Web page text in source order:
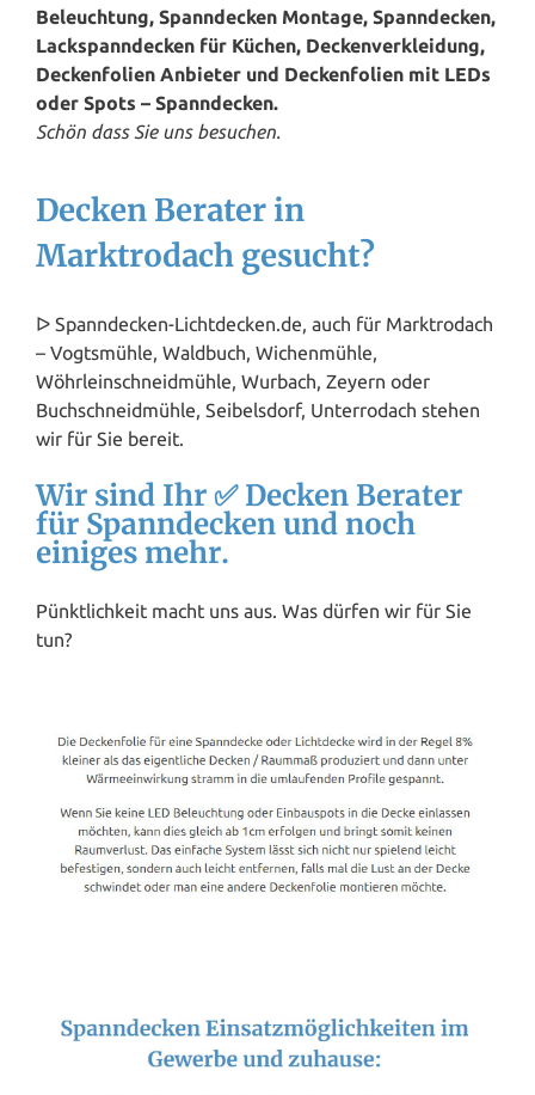
Beleuchtung, Spanndecken Montage, Spanndecken,
Lackspanndecken für Küchen, Deckenverkleidung,
Deckenfolien Anbieter und Deckenfolien mit LEDs
oder Spots – Spanndecken.
Schön dass Sie uns besuchen.
Decken Berater in
Marktrodach gesucht?
ᐅ Spanndecken-Lichtdecken.de, auch für Marktrodach
– Vogtsmühle, Waldbuch, Wichenmühle,
Wöhrleinschneidmühle, Wurbach, Zeyern oder
Buchschneidmühle, Seibelsdorf, Unterrodach stehen
wir für Sie bereit.
Wir sind Ihr ✅ Decken Berater
für Spanndecken und noch
einiges mehr.
Pünktlichkeit macht uns aus. Was dürfen wir für Sie
tun?